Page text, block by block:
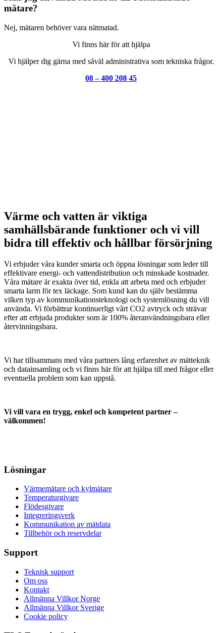
mätare?
Nej, mätaren behöver vara nätmatad.
Vi finns här för att hjälpa
Vi hjälper dig gärna med såväl administrativa som tekniska frågor.
08 – 400 208 45
Värme och vatten är viktiga
samhällsbärande funktioner och vi vill
bidra till effektiv och hållbar försörjning
Vi erbjuder våra kunder smarta och öppna lösningar som leder till
effektivare energi- och vattendistribution och minskade kostnader.
Våra mätare är exakta över tid, enkla att arbeta med och erbjuder
smarta larm för tex läckage. Som kund kan du själv bestämma
vilken typ av kommunikationsteknologi och systemlösning du vill
använda. Vi förbättrar kontinuerligt vårt CO2 avtryck och strävar
efter att erbjuda produkter som är 100% återanvändningsbara eller
återvinningsbara.
Vi har tillsammans med våra partners lång erfarenhet av mätteknik
och datainsamling och vi finns här för att hjälpa till med frågor eller
eventuella problem som kan uppstå.
Vi vill vara en trygg, enkel och kompetent partner –
välkommen!
Lösningar
Värmemätare och kylmätare
Temperaturgivare
Flödesgivare
Integreringsverk
Kommunikation av mätdata
Tillbehör och reservdelar
Support
Teknisk support
Om oss
Kontakt
Allmänna Villkor Norge
Allmänna Villkor Sverige
Cookie policy